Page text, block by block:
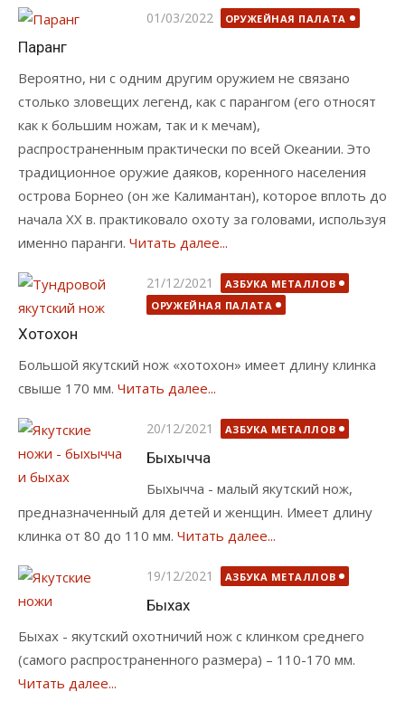
Опубликовано
01/03/2022 ОРУЖЕЙНАЯ ПАЛАТА
Паранг
Вероятно, ни с одним другим оружием не связано
столько зловещих легенд, как с парангом (его относят
как к большим ножам, так и к мечам),
распространенным практически по всей Океании. Это
традиционное оружие даяков, коренного населения
острова Борнео (он же Калимантан), которое вплоть до
начала XX в. практиковало охоту за головами, используя
именно паранги. Читать далее...
Опубликовано
21/12/2021
АЗБУКА МЕТАЛЛОВ
ОРУЖЕЙНАЯ ПАЛАТА
Хотохон
Большой якутский нож «хотохон» имеет длину клинка
свыше 170 мм. Читать далее...
Опубликовано
20/12/2021 АЗБУКА МЕТАЛЛОВ
Быхычча
Быхычча - малый якутский нож,
предназначенный для детей и женщин. Имеет длину
клинка от 80 до 110 мм. Читать далее...
Опубликовано
19/12/2021 АЗБУКА МЕТАЛЛОВ
Быхах
Быхах - якутский охотничий нож с клинком среднего
(самого распространенного размера) – 110-170 мм.
Читать далее...